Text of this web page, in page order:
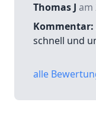
Thomas J am
Kommentar:
schnell und
alle